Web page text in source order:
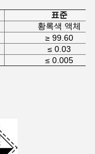
표준
황록색 액체
≥ 99.60
≤ 0.03
≤ 0.005